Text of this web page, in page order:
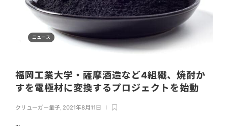
ニュース
福岡工業大学・薩摩酒造など4組織、焼酎か
すを電極材に変換するプロジェクトを始動
クリューガー量子, 2021年8月11日
...